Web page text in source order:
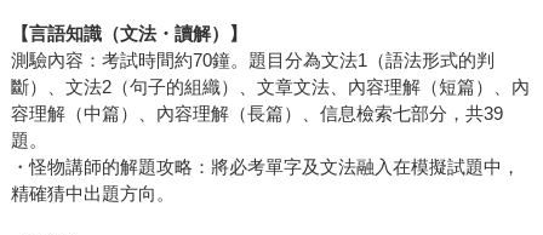
【言語知識（文法・讀解）】
測驗內容：考試時間約70鐘。題目分為文法1（語法形式的判
斷）、文法2（句子的組織）、文章文法、內容理解（短篇）、內
容理解（中篇）、內容理解（長篇）、信息檢索七部分，共39
題。
・怪物講師的解題攻略：將必考單字及文法融入在模擬試題中，
精確猜中出題方向。